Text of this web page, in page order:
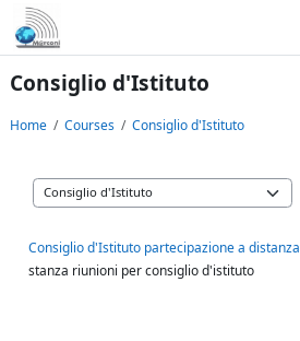
Skip to main content
Consiglio d'Istituto
Home Courses Consiglio d'Istituto
Course categories
Consiglio d'Istituto partecipazione a distanza
stanza riunioni per consiglio d'istituto